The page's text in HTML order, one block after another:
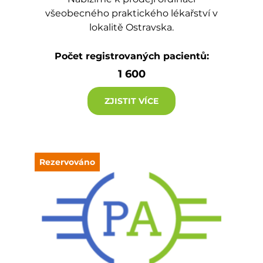
všeobecného praktického lékařství v
lokalitě Ostravska.
Počet registrovaných pacientů:
1 600
ZJISTIT VÍCE
Rezervováno